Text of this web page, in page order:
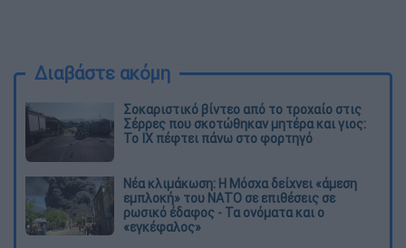
Διαβάστε ακόμη
Σοκαριστικό βίντεο από το τροχαίο στις
Σέρρες που σκοτώθηκαν μητέρα και γιος:
Το ΙΧ πέφτει πάνω στο φορτηγό
Νέα κλιμάκωση: Η Μόσχα δείχνει «άμεση
εμπλοκή» του ΝΑΤΟ σε επιθέσεις σε
ρωσικό έδαφος - Τα ονόματα και ο
«εγκέφαλος»